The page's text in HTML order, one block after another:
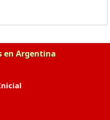
en Argentina